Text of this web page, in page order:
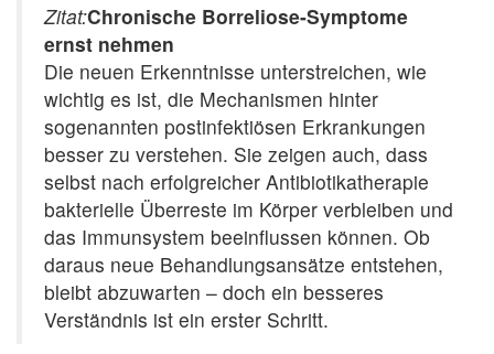
Zitat:Chronische Borreliose-Symptome
ernst nehmen
Die neuen Erkenntnisse unterstreichen, wie
wichtig es ist, die Mechanismen hinter
sogenannten postinfektiösen Erkrankungen
besser zu verstehen. Sie zeigen auch, dass
selbst nach erfolgreicher Antibiotikatherapie
bakterielle Überreste im Körper verbleiben und
das Immunsystem beeinflussen können. Ob
daraus neue Behandlungsansätze entstehen,
bleibt abzuwarten – doch ein besseres
Verständnis ist ein erster Schritt.